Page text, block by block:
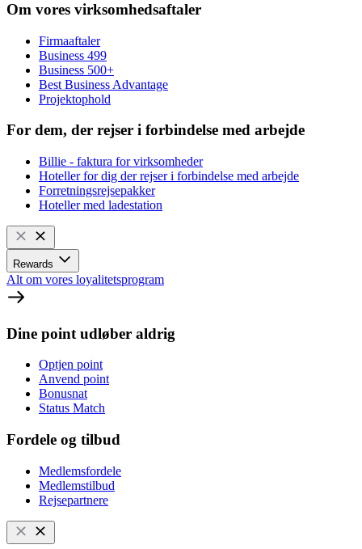
Om vores virksomhedsaftaler
Firmaaftaler
Business 499
Business 500+
Best Business Advantage
Projektophold
For dem, der rejser i forbindelse med arbejde
Billie - faktura for virksomheder
Hoteller for dig der rejser i forbindelse med arbejde
Forretningsrejsepakker
Hoteller med ladestation
Rewards
Alt om vores loyalitetsprogram
Dine point udløber aldrig
Optjen point
Anvend point
Bonusnat
Status Match
Fordele og tilbud
Medlemsfordele
Medlemstilbud
Rejsepartnere